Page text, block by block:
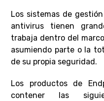
Los sistemas de
antivirus tienen
trabaja dentro del
asumiendo parte o la
de su propia seguridad.
Los productos de
contener las